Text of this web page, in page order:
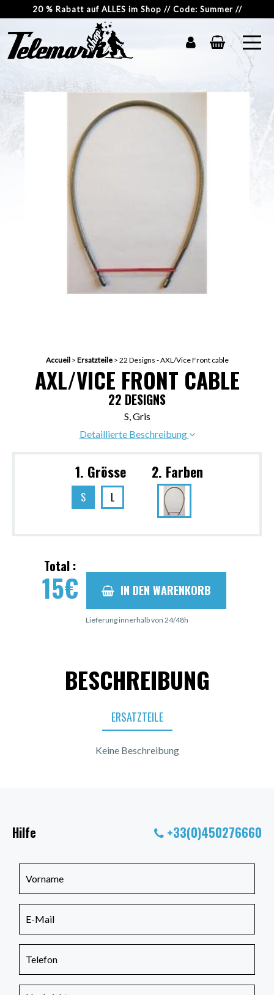
20 % Rabatt auf ALLES im Shop // Code: Summer //
Accueil> Ersatzteile> 22 Designs - AXL/Vice Front cable
AXL/VICE FRONT CABLE
22 DESIGNS
S, Gris
Detaillierte Beschreibung
1. Grösse
S L
2. Farben
Total :
15€ IN DEN WARENKORB
Lieferung innerhalb von 24/48h
BESCHREIBUNG
ERSATZTEILE
Keine Beschreibung
Hilfe +33(0)450276660